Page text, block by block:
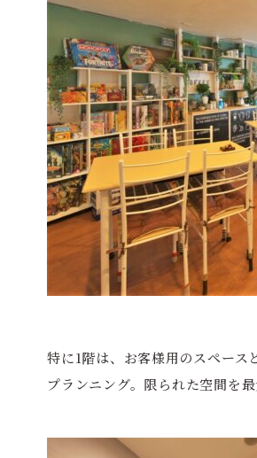
特に1階は、お客様用のスペース
プランニング。限られた空間を